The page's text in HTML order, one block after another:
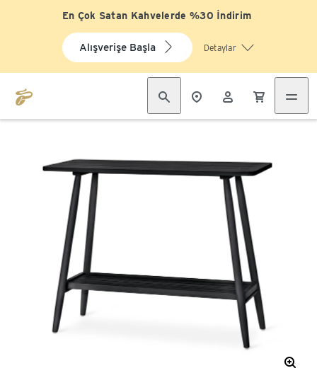
En Çok Satan Kahvelerde %30 İndirim
Alışverişe Başla Detaylar